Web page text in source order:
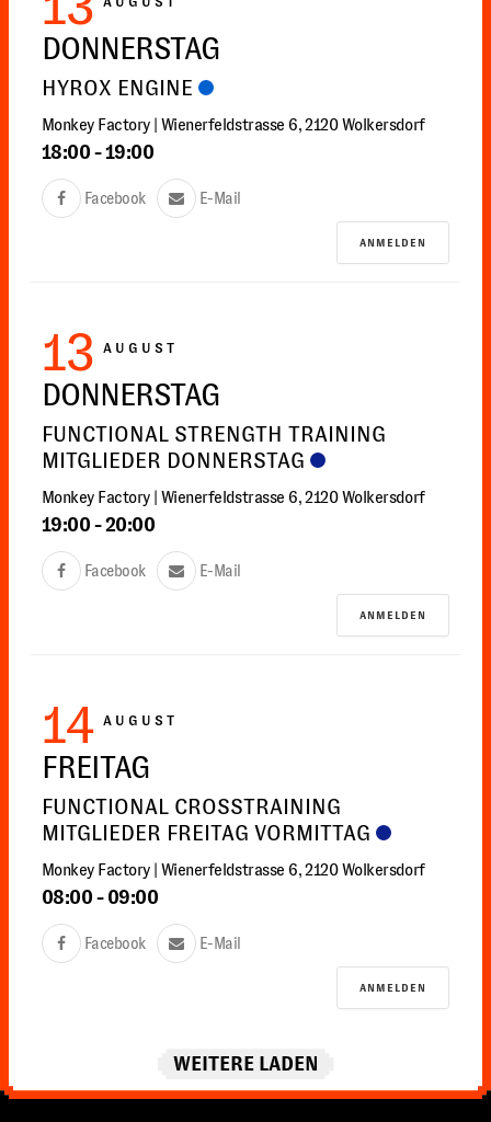
DONNERSTAG
HYROX ENGINE
Monkey Factory | Wienerfeldstrasse 6, 2120 Wolkersdorf
18:00 -19:00
Facebook E-Mail
ANMELDEN
13 AUGUST
DONNERSTAG
FUNCTIONAL STRENGTH TRAINING
MITGLIEDER DONNERSTAG
Monkey Factory | Wienerfeldstrasse 6, 2120 Wolkersdorf
19:00 -20:00
Facebook E-Mail
ANMELDEN
14 AUGUST
FREITAG
FUNCTIONAL CROSSTRAINING
MITGLIEDER FREITAG VORMITTAG
Monkey Factory | Wienerfeldstrasse 6, 2120 Wolkersdorf
08:00 - 09:00
Facebook E-Mail
ANMELDEN
WEITERE LADEN